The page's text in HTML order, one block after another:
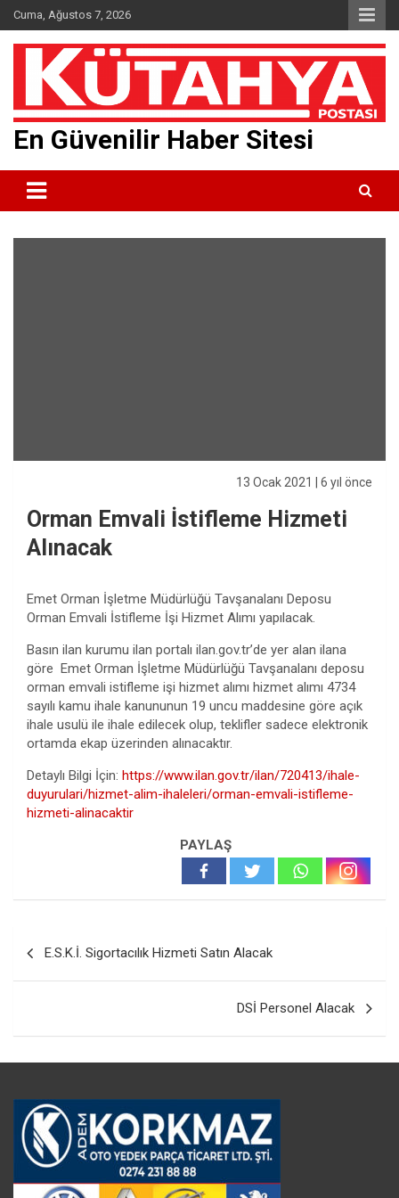
Skip
to
content
Cuma, Ağustos 7, 2026
En Güvenilir Haber Sitesi
13 Ocak 2021 | 6 yıl önce
Orman Emvali İstifleme Hizmeti
Alınacak
Emet Orman İşletme Müdürlüğü Tavşanalanı Deposu
Orman Emvali İstifleme İşi Hizmet Alımı yapılacak.
Basın ilan kurumu ilan portalı ilan.gov.tr’de yer alan ilana
göre
Emet Orman İşletme Müdürlüğü Tavşanalanı deposu
orman emvali istifleme işi hizmet alımı hizmet alımı 4734
sayılı kamu ihale kanununun 19 uncu maddesine göre açık
ihale usulü ile ihale edilecek olup, teklifler sadece elektronik
ortamda ekap üzerinden alınacaktır.
Detaylı Bilgi İçin: https://www.ilan.gov.tr/ilan/720413/ihale-
duyurulari/hizmet-alim-ihaleleri/orman-emvali-istifleme-
hizmeti-alinacaktir
PAYLAŞ
gezinmesi
E.S.K.İ. Sigortacılık Hizmeti Satın Alacak
DSİ Personel Alacak